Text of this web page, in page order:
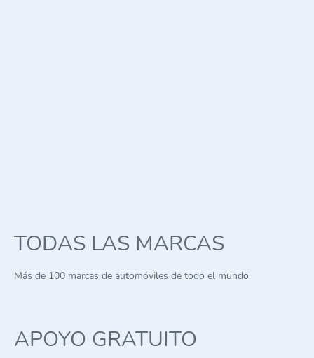
TODAS LAS MARCAS
Más de 100 marcas de automóviles de todo el mundo
APOYO GRATUITO